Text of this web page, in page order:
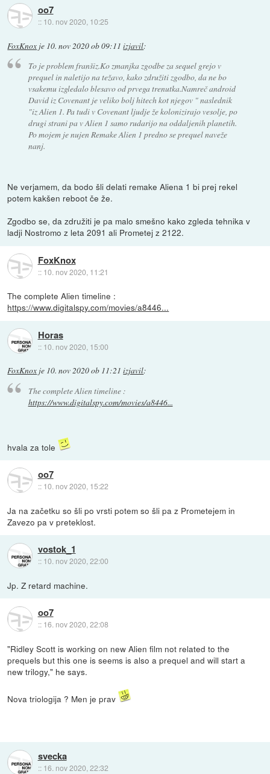
oo7
:: 10. nov 2020, 10:25
FoxKnox je 10. nov 2020 ob 09:11 izjavil:
To je problem franšiz.Ko zmanjka zgodbe za sequel grejo v
prequel in naletijo na težavo, kako združiti zgodbo, da ne bo
vsakemu izgledalo blesavo od prvega trenutka.Namreč android
David iz Covenant je veliko bolj hitech kot njegov " naslednik
"iz Alien 1. Pa tudi v Covenant ljudje že kolonizirajo vesolje, po
drugi strani pa v Alien 1 samo rudarijo na oddaljenih planetih.
Po mojem je nujen Remake Alien 1 predno se prequel naveže
nanj.
Ne verjamem, da bodo šli delati remake Aliena 1 bi prej rekel
potem kakšen reboot če že.
Zgodbo se, da združiti je pa malo smešno kako zgleda tehnika v
ladji Nostromo z leta 2091 ali Prometej z 2122.
FoxKnox
:: 10. nov 2020, 11:21
The complete Alien timeline :
https://www.digitalspy.com/movies/a8446...
Horas
:: 10. nov 2020, 15:00
FoxKnox je 10. nov 2020 ob 11:21 izjavil:
The complete Alien timeline :
https://www.digitalspy.com/movies/a8446...
hvala za tole
oo7
:: 10. nov 2020, 15:22
Ja na začetku so šli po vrsti potem so šli pa z Prometejem in
Zavezo pa v preteklost.
vostok_1
:: 10. nov 2020, 22:00
Jp. Z retard machine.
oo7
:: 16. nov 2020, 22:08
"Ridley Scott is working on new Alien film not related to the
prequels but this one is seems is also a prequel and will start a
new trilogy," he says.
Nova triologija ? Men je prav
svecka
:: 16. nov 2020, 22:32